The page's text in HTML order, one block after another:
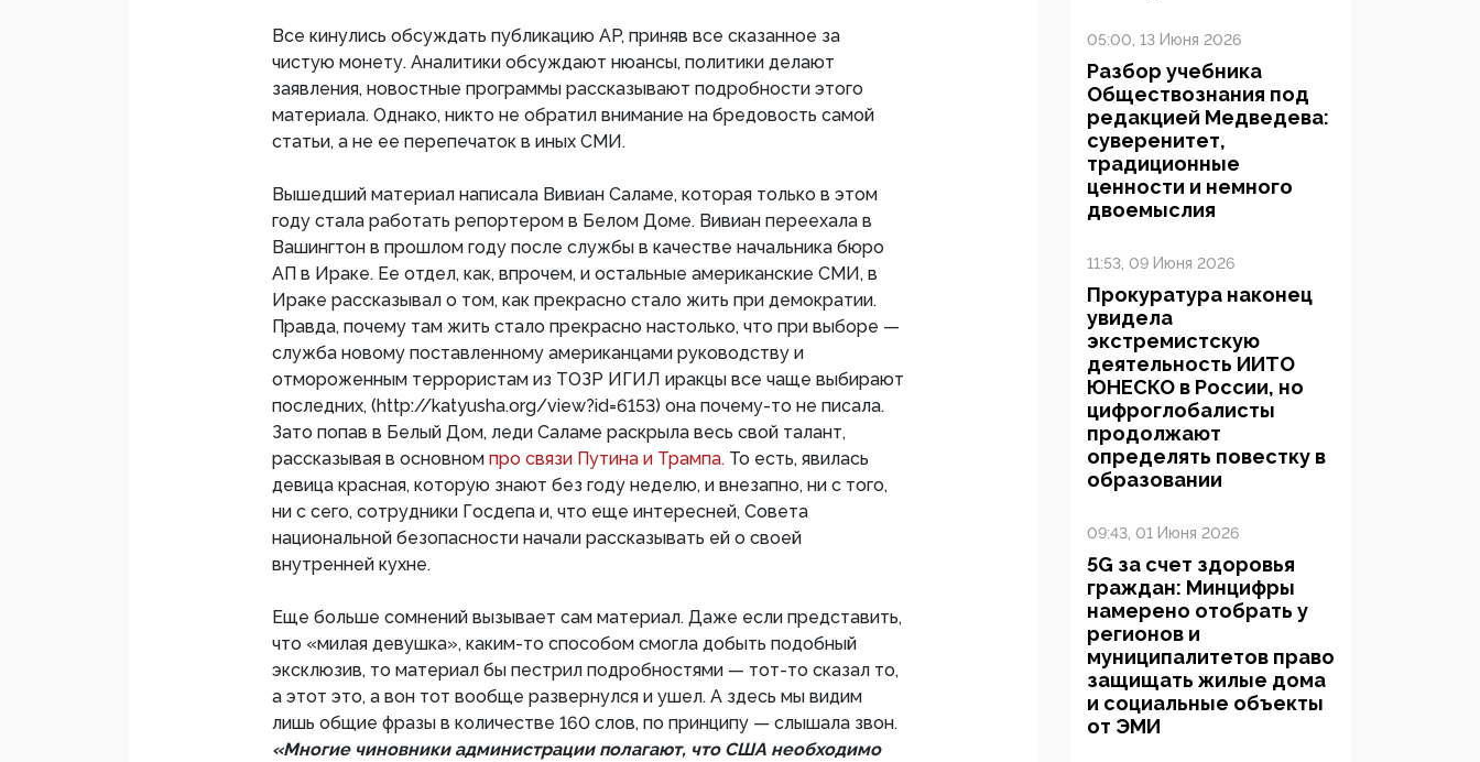
Все кинулись обсуждать публикацию AP, приняв все сказанное за
чистую монету. Аналитики обсуждают нюансы, политики делают
заявления, новостные программы рассказывают подробности этого
материала. Однако, никто не обратил внимание на бредовость самой
статьи, а не ее перепечаток в иных СМИ.
Вышедший материал написала Вивиан Саламе, которая только в этом
году стала работать репортером в Белом Доме. Вивиан переехала в
Вашингтон в прошлом году после службы в качестве начальника бюро
АП в Ираке. Ее отдел, как, впрочем, и остальные американские СМИ, в
Ираке рассказывал о том, как прекрасно стало жить при демократии.
Правда, почему там жить стало прекрасно настолько, что при выборе —
служба новому поставленному американцами руководству и
отмороженным террористам из ТОЗР ИГИЛ иракцы все чаще выбирают
последних, (http://katyusha.org/view?id=6153) она почему-то не писала.
Зато попав в Белый Дом, леди Саламе раскрыла весь свой талант,
рассказывая в основном про связи Путина и Трампа. То есть, явилась
девица красная, которую знают без году неделю, и внезапно, ни с того,
ни с сего, сотрудники Госдепа и, что еще интересней, Совета
национальной безопасности начали рассказывать ей о своей
внутренней кухне.
Еще больше сомнений вызывает сам материал. Даже если представить,
что «милая девушка», каким-то способом смогла добыть подобный
эксклюзив, то материал бы пестрил подробностями — тот-то сказал то,
а этот это, а вон тот вообще развернулся и ушел. А здесь мы видим
лишь общие фразы в количестве 160 слов, по принципу — слышала звон.
«Многие чиновники администрации полагают, что США необходимо
05:00, 13 Июня 2026
Разбор учебника
Обществознания под
редакцией Медведева:
суверенитет,
традиционные
ценности и немного
двоемыслия
11:53, 09 Июня 2026
Прокуратура наконец
увидела
экстремистскую
деятельность ИИТО
ЮНЕСКО в России, но
цифроглобалисты
продолжают
определять повестку в
образовании
09:43, 01 Июня 2026
5G за счет здоровья
граждан: Минцифры
намерено отобрать у
регионов и
муниципалитетов право
защищать жилые дома
и социальные объекты
от ЭМИ